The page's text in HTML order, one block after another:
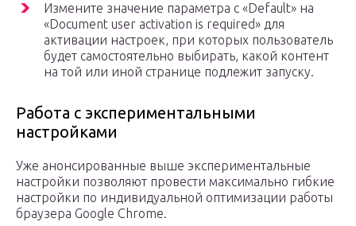
Измените значение параметра с «Default» на
«Document user activation is required» для
активации настроек, при которых пользователь
будет самостоятельно выбирать, какой контент
на той или иной странице подлежит запуску.
Работа с экспериментальными
настройками
Уже анонсированные выше экспериментальные
настройки позволяют провести максимально гибкие
настройки по индивидуальной оптимизации работы
браузера Google Chrome.